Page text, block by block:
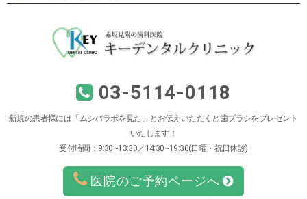
03-5114-0118
新規の患者様には「ムシバラボを見た」とお伝えいただくと歯ブラシをプレゼント
いたします！
受付時間：9:30~13:30／14:30~19:30(日曜・祝日休診)
医院のご予約ページへ